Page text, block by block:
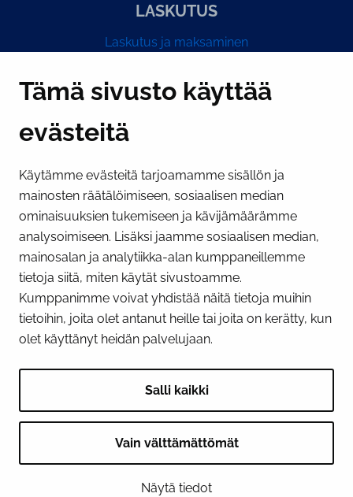
Tämä sivusto käyttää
evästeitä
Käytämme evästeitä tarjoamamme sisällön ja
mainosten räätälöimiseen, sosiaalisen median
ominaisuuksien tukemiseen ja kävijämäärämme
analysoimiseen. Lisäksi jaamme sosiaalisen median,
mainosalan ja analytiikka-alan kumppaneillemme
tietoja siitä, miten käytät sivustoamme.
Kumppanimme voivat yhdistää näitä tietoja muihin
tietoihin, joita olet antanut heille tai joita on kerätty, kun
olet käyttänyt heidän palvelujaan.
Salli kaikki
Vain välttämättömät
Näytä tiedot
LASKUTUS
Laskutus ja maksaminen
PI­KA­LINK­KE­JÄ
Näytä evästeasetukseni
SOSIAALINEN MEDIA
Facebook InstagramYouTube